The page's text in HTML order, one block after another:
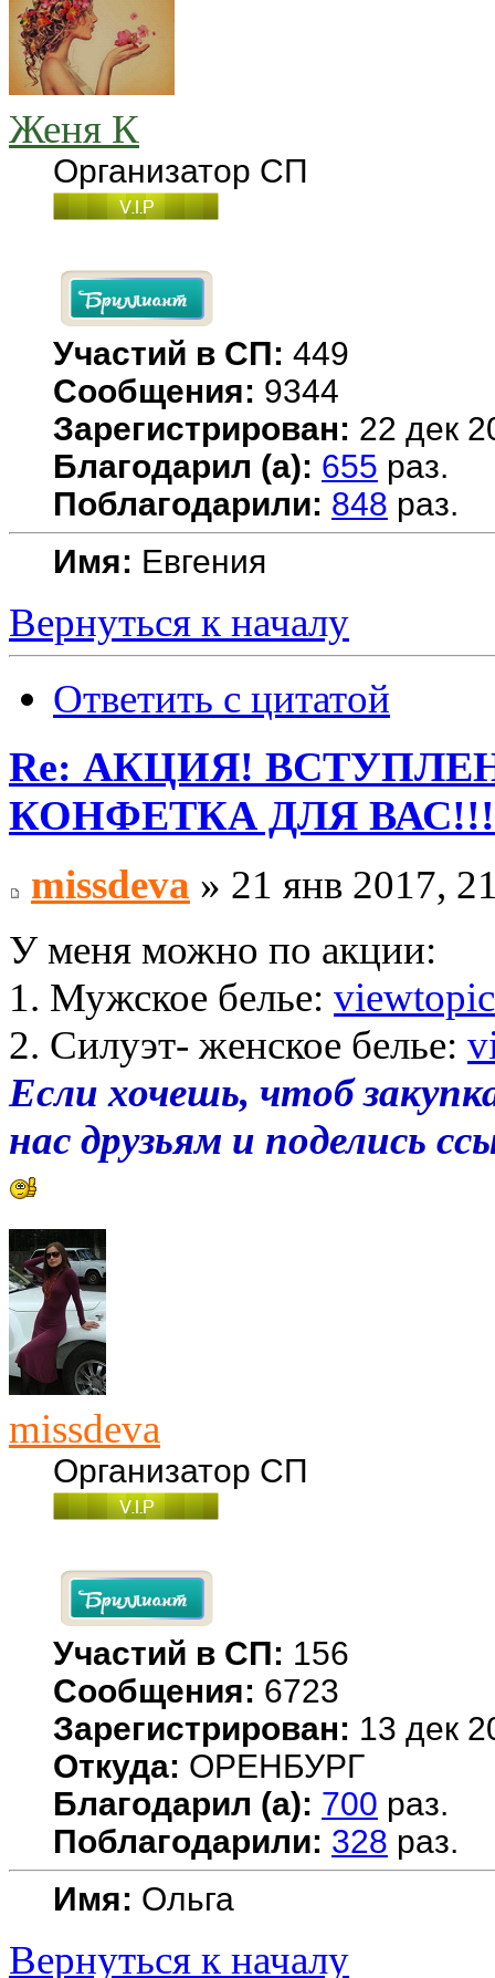
Женя К
Организатор СП
Участий в СП: 449
Сообщения: 9344
Зарегистрирован: 22 дек
Благодарил (а): 655 раз.
Поблагодарили: 848 раз.
Имя: Евгения
Вернуться к началу
Ответить с цитатой
Re: АКЦИЯ!
КОНФЕТКА ДЛЯ ВАС!!!
missdeva » 21 янв 2017,
У меня можно по акции:
1. Мужское белье:
2. Силуэт- женское белье:
Если хочешь, чтоб
нас друзьям и поделись
missdeva
Организатор СП
Участий в СП: 156
Сообщения: 6723
Зарегистрирован: 13 дек
Откуда: ОРЕНБУРГ
Благодарил (а): 700 раз.
Поблагодарили: 328 раз.
Имя: Ольга
Вернуться к началу